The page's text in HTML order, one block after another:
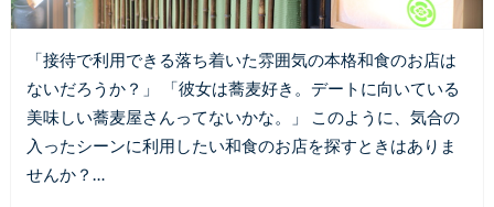
「接待で利用できる落ち着いた雰囲気の本格和食のお店は
ないだろうか？」 「彼女は蕎麦好き。デートに向いている
美味しい蕎麦屋さんってないかな。」 このように、気合の
入ったシーンに利用したい和食のお店を探すときはありま
せんか？…